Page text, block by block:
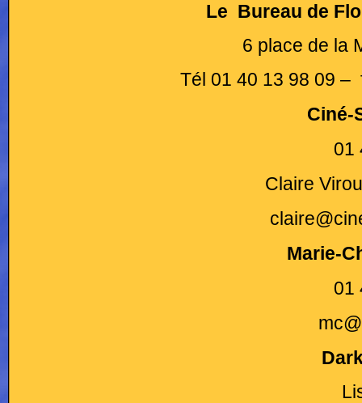
Le Bureau de
6 place de la
Tél 01 40 13 98 09 –
Ciné-
01
Claire
Marie-
01